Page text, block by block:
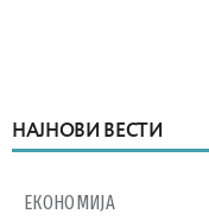
НАЈНОВИ ВЕСТИ
ЕКОНОМИЈА